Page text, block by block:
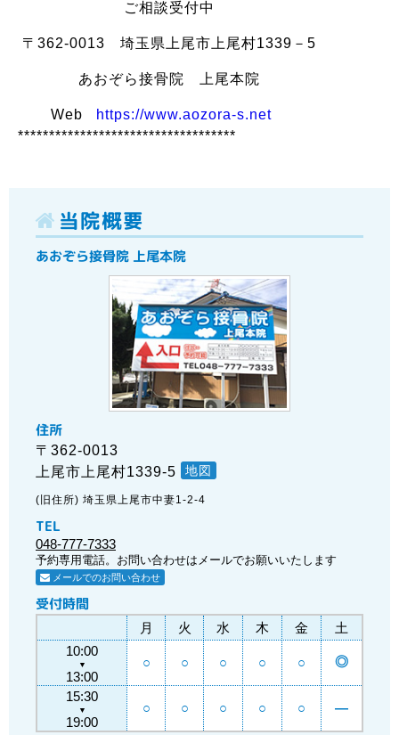
ご相談受付中
〒362-0013 埼玉県上尾市上尾村1339－5
あおぞら接骨院 上尾本院
Web
https://www.aozora-s.net
***********************************
当院概要
あおぞら接骨院 上尾本院
住所
〒362-0013
上尾市上尾村1339-5
地図
(旧住所) 埼玉県上尾市中妻1-2-4
TEL
048-777-7333
予約専用電話。お問い合わせはメールでお願いいたします
メールでのお問い合わせ
受付時間
月 火 水 木 金
土
10:00
▼
13:00
○ ○ ○ ○ ○ ◎
15:30
▼
19:00
○ ○ ○ ○ ○ ―